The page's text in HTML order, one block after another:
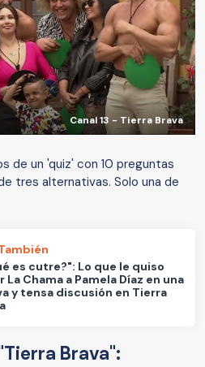
Canal 13 - Tierra Brava
de un 'quiz' con 10 preguntas
tres alternativas. Solo una de
es cutre?": Lo que le quiso
La Chama a Pamela Díaz en una
y tensa discusión en Tierra
Brava":